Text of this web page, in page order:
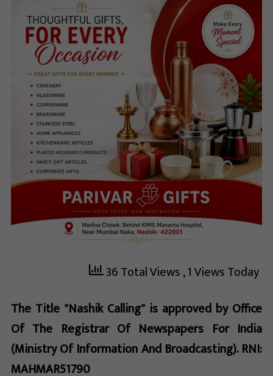
36 Total Views, 1 Views Today
The Title "Nashik Calling" is approved by Office
Of The Registrar Of Newspapers For India
(Ministry Of Information And Broadcasting). RNI:
MAHMAR51790